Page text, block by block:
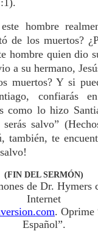
hombre
de los muertos?
hombre quien dio
a su hermano,
muertos? Y si
confiarás
como lo hizo
salvo”
también, te
(FIN DEL SERMÓN)
de Dr. Hymers
Internet
. Oprime
Español”.